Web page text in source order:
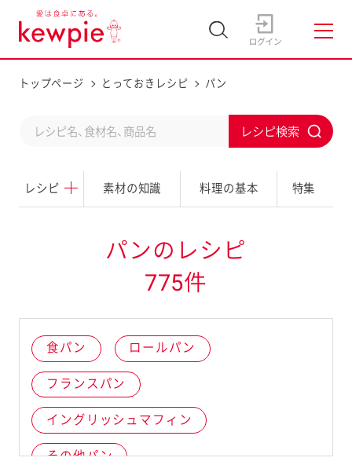
トップページ とっておきレシピ パン
レシピ 素材の知識 料理の基本 特集
d
b
i
t
パンのレシピ
775件
食パン ロールパン
フランスパン
イングリッシュマフィン
その他パン